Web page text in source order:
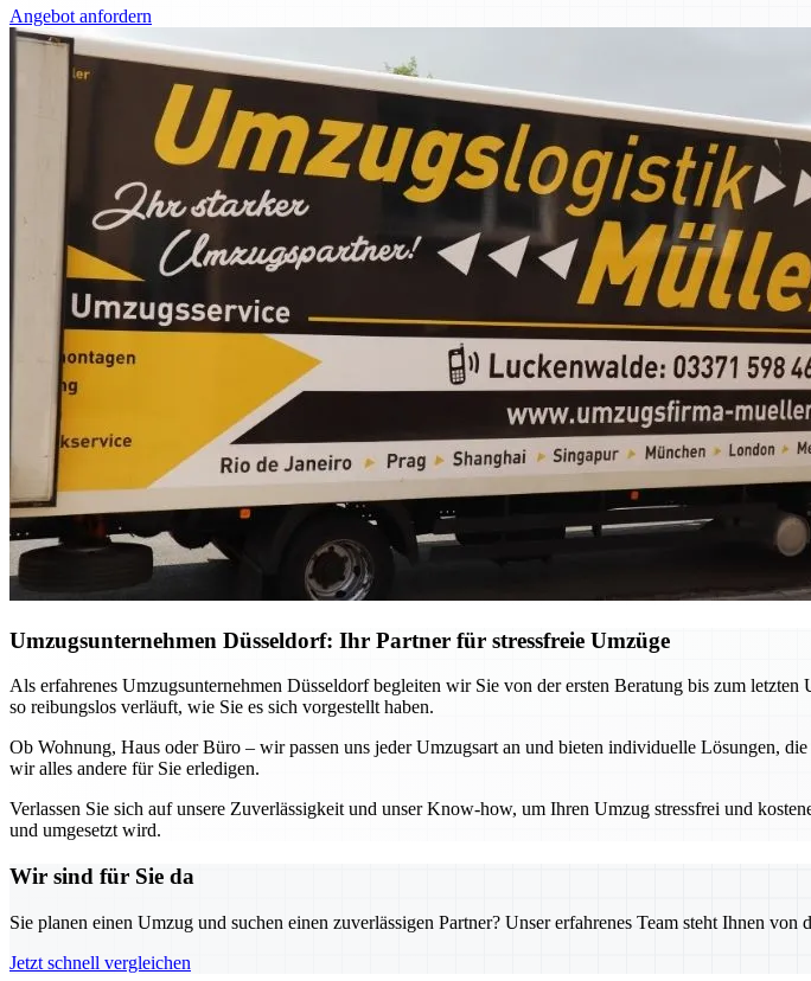
Angebot anfordern
Umzugsunternehmen Düsseldorf: Ihr Partner für stressfreie Umzüge
Als erfahrenes Umzugsunternehmen Düsseldorf begleiten wir Sie von der ersten Beratung bis zum
so reibungslos verläuft, wie Sie es sich vorgestellt haben.
Ob Wohnung, Haus oder Büro – wir passen uns jeder Umzugsart an und bieten individuelle Lösungen,
wir alles andere für Sie erledigen.
Verlassen Sie sich auf unsere Zuverlässigkeit und unser Know-how, um Ihren Umzug stressfrei und
und umgesetzt wird.
Wir sind für Sie da
Sie planen einen Umzug und suchen einen zuverlässigen Partner? Unser erfahrenes Team steht Ihnen
Jetzt schnell vergleichen